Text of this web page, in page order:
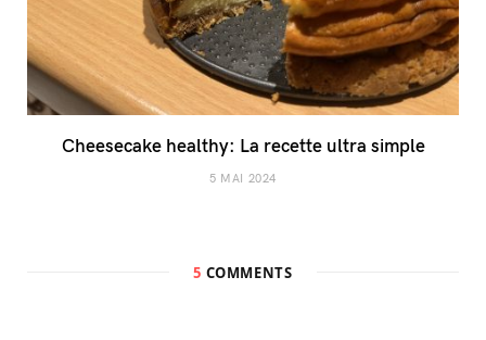
Cheesecake healthy: La recette ultra simple
5 MAI 2024
5 COMMENTS